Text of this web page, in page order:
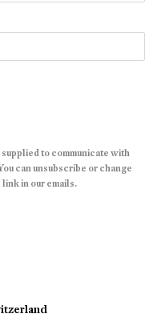
to communicate with
can unsubscribe or change
in our emails.